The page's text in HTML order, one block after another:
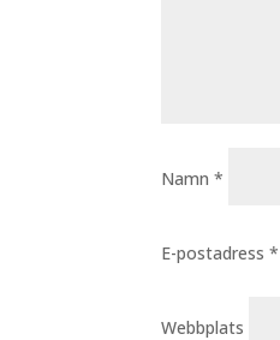
Namn*
E-postadress*
Webbplats